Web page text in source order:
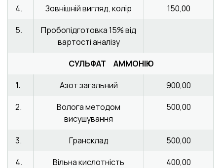
4.
Зовнішній вигляд, колір
150,00
5.
Пробопідготовка 15% від
вартості аналізу
СУЛЬФАТ АММОНІЮ
1.
Азот загальний
900,00
2.
Волога методом
висушування
500,00
3. Грансклад
500,00
4.
Вільна кислотність
400,00